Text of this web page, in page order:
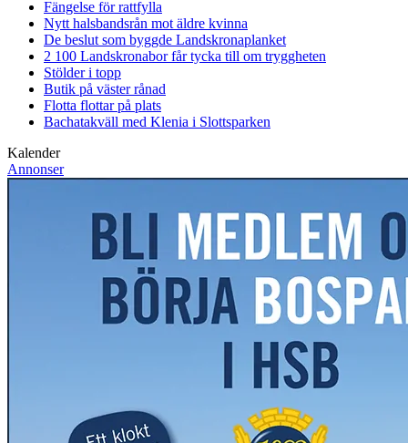
Fängelse för rattfylla
Nytt halsbandsrån mot äldre kvinna
De beslut som byggde Landskronaplanket
2 100 Landskronabor får tycka till om tryggheten
Stölder i topp
Butik på väster rånad
Flotta flottar på plats
Bachatakväll med Klenia i Slottsparken
Kalender
Annonser